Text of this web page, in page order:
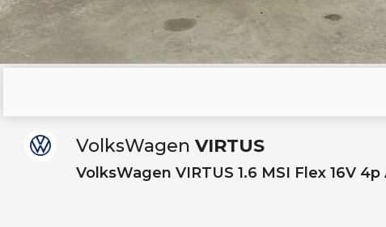
VolksWagen VIRTUS
VolksWagen VIRTUS 1.6 MSI Flex 16V